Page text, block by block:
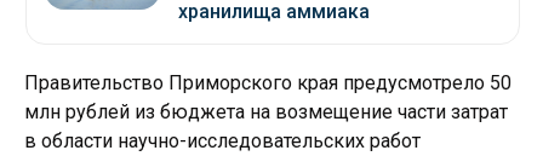
хранилища аммиака
Правительство Приморского края предусмотрело 50
млн рублей из бюджета на возмещение части затрат
в области научно-исследовательских работ